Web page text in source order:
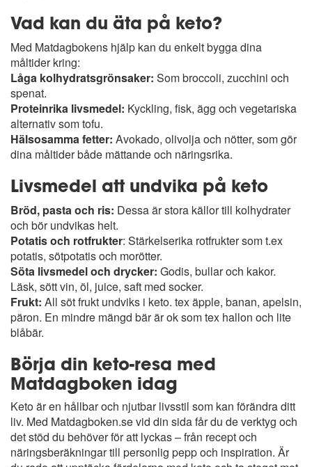
Vad kan du äta på keto?
Med Matdagbokens hjälp kan du enkelt bygga dina
måltider kring:
Låga kolhydratsgrönsaker: Som broccoli, zucchini och
spenat.
Proteinrika livsmedel: Kyckling, fisk, ägg och vegetariska
alternativ som tofu.
Hälsosamma fetter: Avokado, olivolja och nötter, som gör
dina måltider både mättande och näringsrika.
Livsmedel att undvika på keto
Bröd, pasta och ris: Dessa är stora källor till kolhydrater
och bör undvikas helt.
Potatis och rotfrukter: Stärkelserika rotfrukter som t.ex
potatis, sötpotatis och morötter.
Söta livsmedel och drycker: Godis, bullar och kakor.
Läsk, sött vin, öl, juice, saft med socker.
Frukt: All söt frukt undviks i keto. tex äpple, banan, apelsin,
päron. En mindre mängd bär är ok som tex hallon och lite
blåbär.
Börja din keto-resa med
Matdagboken idag
Keto är en hållbar och njutbar livsstil som kan förändra ditt
liv. Med Matdagboken.se vid din sida får du de verktyg och
det stöd du behöver för att lyckas – från recept och
näringsberäkningar till personlig pepp och inspiration. Är